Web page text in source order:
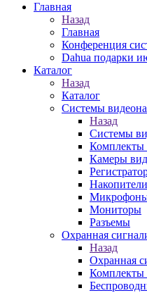
Главная
Назад
Главная
Конференция
Dahua подарки
Каталог
Назад
Каталог
Системы
Назад
Системы
Комплекты
Камеры
Накопители
Мониторы
Разъемы
Охранная
Назад
Охранная
Комплекты